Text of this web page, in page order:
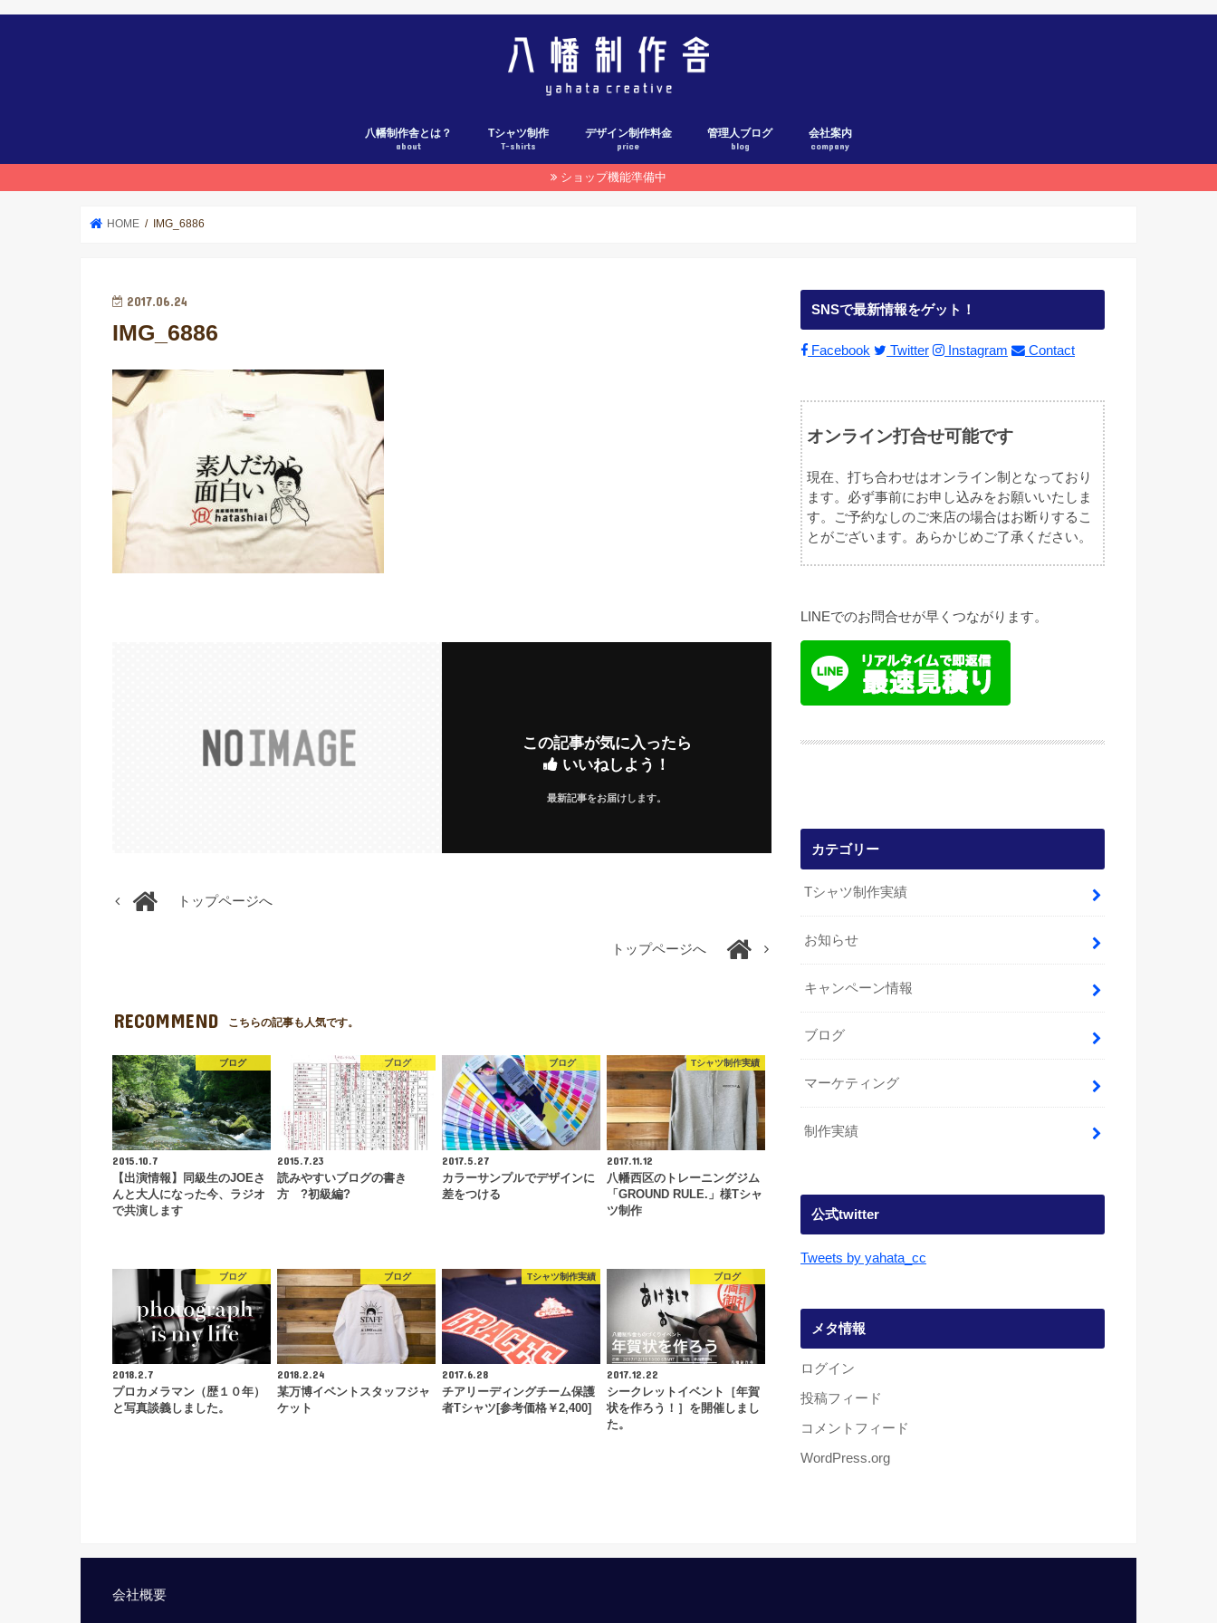
八幡制作舎とは？
about
Tシャツ制作
T-shirts
Tシャツ制作料金表
Tシャツ制作の流れ
各社ウェブカタログ
Tシャツ制作実績
デザイン制作料金
price
管理人ブログ
blog
会社案内
company
ショップ機能準備中
HOME IMG_6886
2017.06.24
IMG_6886
この記事が気に入ったら
いいねしよう！
最新記事をお届けします。
トップページへ
トップページへ
RECOMMEND こちらの記事も人気です。
ブログ
2015.10.7
【出演情報】同級生のJOEさ
んと大人になった今、ラジオ
で共演します
ブログ
2015.7.23
読みやすいブログの書き
方 ?初級編?
ブログ
2017.5.27
カラーサンプルでデザインに
差をつける
Tシャツ制作実績
2017.11.12
八幡西区のトレーニングジム
「GROUND RULE.」様Tシャ
ツ制作
ブログ
2018.2.7
プロカメラマン（歴１０年）
と写真談義しました。
ブログ
2018.2.24
某万博イベントスタッフジャ
ケット
Tシャツ制作実績
2017.6.28
チアリーディングチーム保護
者Tシャツ[参考価格￥2,400]
ブログ
2017.12.22
シークレットイベント［年賀
状を作ろう！］を開催しまし
た。
SNSで最新情報をゲット！
Facebook Twitter Instagram Contact
オンライン打合せ可能です
現在、打ち合わせはオンライン制となっており
ます。必ず事前にお申し込みをお願いいたしま
す。ご予約なしのご来店の場合はお断りするこ
とがございます。あらかじめご了承ください。
LINEでのお問合せが早くつながります。
カテゴリー
Tシャツ制作実績
お知らせ
キャンペーン情報
ブログ
マーケティング
制作実績
公式twitter
Tweets by yahata_cc
メタ情報
ログイン
投稿フィード
コメントフィード
WordPress.org
会社概要